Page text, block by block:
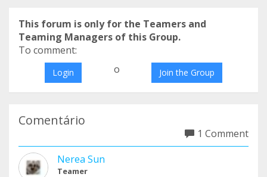
This forum is only for the Teamers and
Teaming Managers of this Group.
To comment:
Login o Join the Group
Comentário
1 Comment
Nerea Sun
Teamer